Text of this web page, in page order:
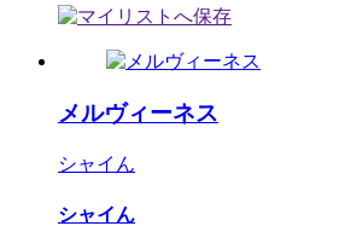
メルヴィーネス
シャイん
シャイん